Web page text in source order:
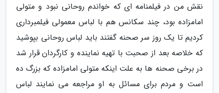
نقش من در فیلمنامه ای که خواندم روحانی نبود و متولی
امامزاده بود، چند سکانس هم با لباس معمولی فیلمبرداری
کردیم تا یک روز سر صحنه گفتند باید لباس روحانی بپوشید
که خلاصه بعد از صحبت با تهیه نماینده و کارگردان قرار شد
در برخی صحنه ها به علت اینکه متولی امامزاده که بزرگ ده
است و مردم برای مسائل به او مراجعه می نمایند لباس